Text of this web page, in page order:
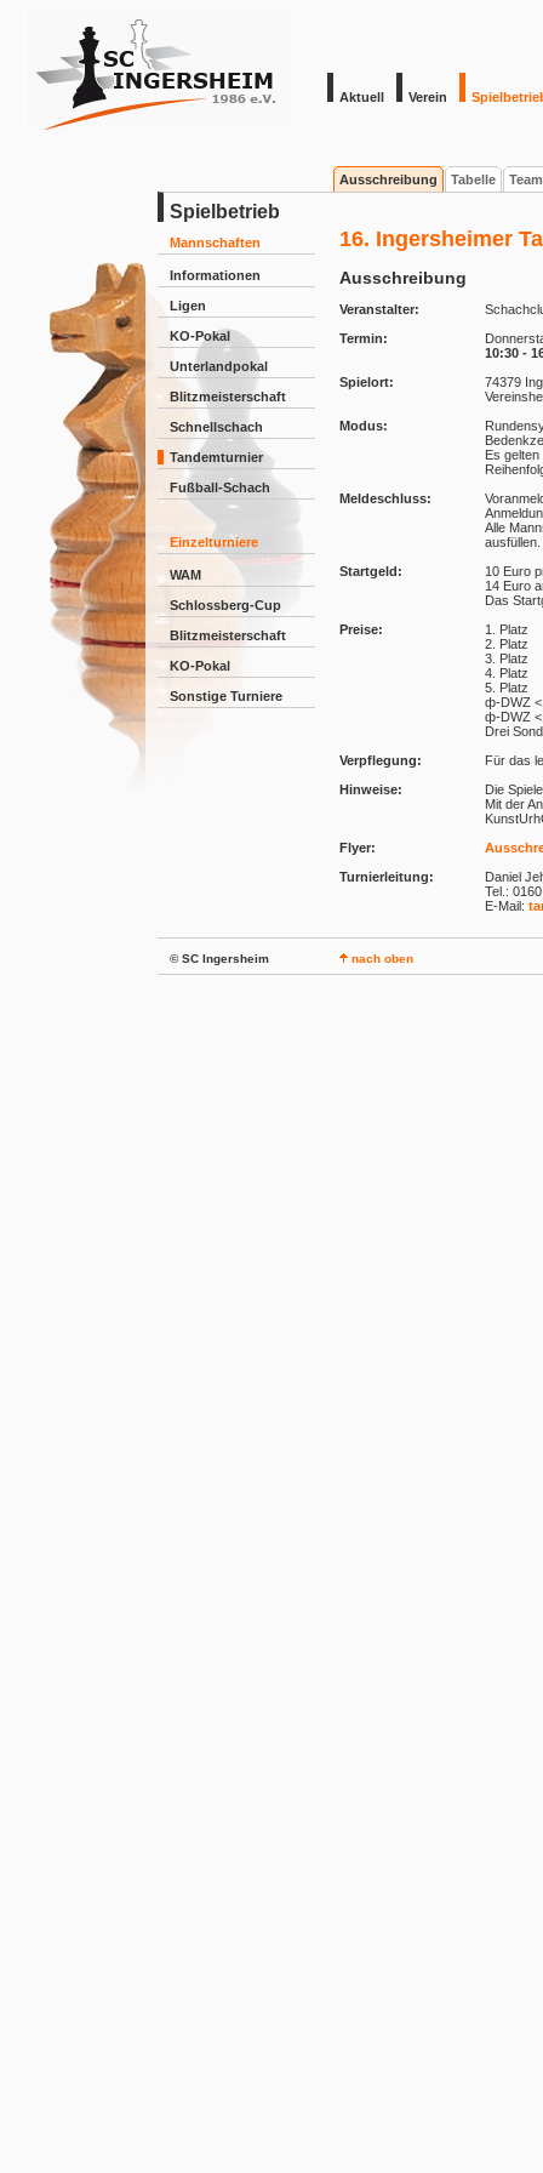
Aktuell Verein
Ausschreibung Tabelle
Spielbetrieb
Mannschaften
Informationen
Ligen
KO-Pokal
Unterlandpokal
Blitzmeisterschaft
Schnellschach
Tandemturnier
Fußball-Schach
Einzelturniere
WAM
Schlossberg-Cup
Blitzmeisterschaft
KO-Pokal
Sonstige Turniere
16. Ingersheimer
Ausschreibung
Veranstalter:
Termin:
10:30 -
Spielort:
74379
Modus:
Es
Meldeschluss:
Alle
ausfüllen.
Startgeld:
10 Euro
14 Euro
Das
Preise:
1. Platz
2. Platz
3. Platz
4. Platz
5. Platz
ф-DWZ
ф-DWZ
Drei
Verpflegung:
Für das
Hinweise:
Die
Mit der
Flyer:
Turnierleitung:
Daniel
Tel.:
E-Mail:
© SC Ingersheim nach oben